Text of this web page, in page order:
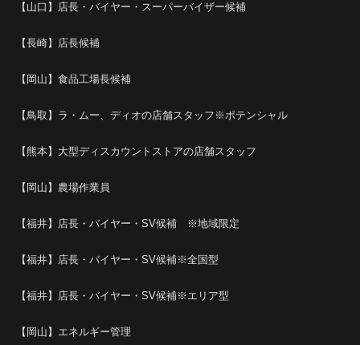
【山口】店長・バイヤー・スーパーバイザー候補
【長崎】店長候補
【岡山】食品工場長候補
【鳥取】ラ・ムー、ディオの店舗スタッフ※ポテンシャル
【熊本】大型ディスカウントストアの店舗スタッフ
【岡山】農場作業員
【福井】店長・バイヤー・SV候補 ※地域限定
【福井】店長・バイヤー・SV候補※全国型
【福井】店長・バイヤー・SV候補※エリア型
【岡山】エネルギー管理